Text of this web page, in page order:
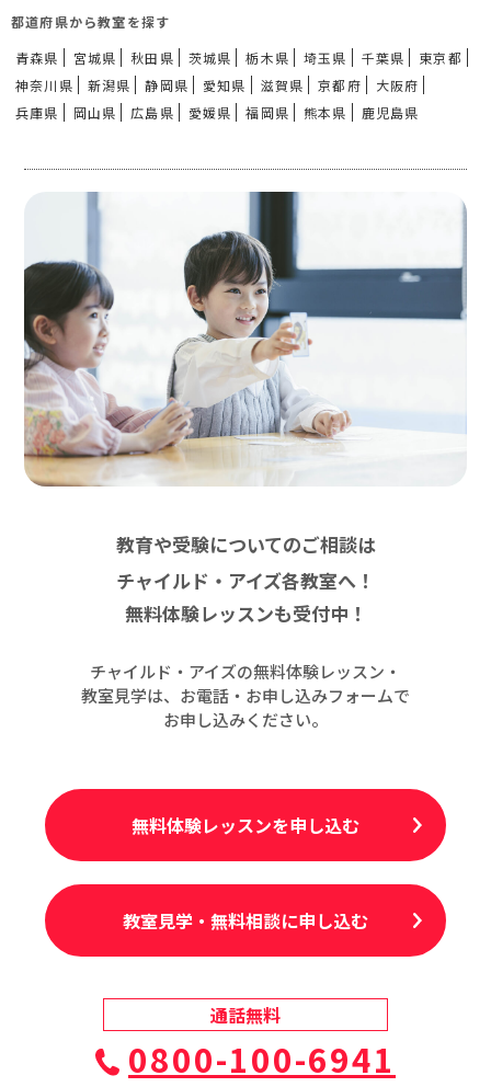
都道府県から教室を探す
青森県
宮城県 秋田県 茨城県 栃木県 埼玉県 千葉県
東京都
神奈川県
新潟県 静岡県 愛知県 滋賀県 京都府
大阪府
兵庫県
岡山県 広島県 愛媛県 福岡県 熊本県 鹿児島県
教育や受験についてのご相談は
チャイルド・アイズ各教室へ！
無料体験レッスンも受付中！
チャイルド・アイズの無料体験レッスン・
教室見学は、お電話・お申し込みフォームで
お申し込みください。
無料体験レッスンを申し込む
教室見学・無料相談に申し込む
通話無料
0800-100-6941